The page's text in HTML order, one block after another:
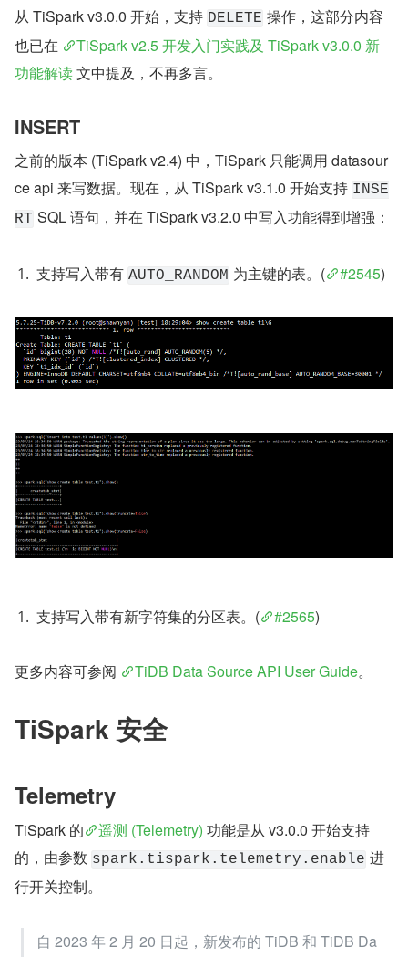
从 TiSpark v3.0.0 开始，支持 DELETE 操作，这部分内容
也已在
TiSpark v2.5 开发入门实践及 TiSpark v3.0.0 新
功能解读 文中提及，不再多言。
INSERT
之前的版本 (TiSpark v2.4) 中，TiSpark 只能调用 datasour
ce api 来写数据。现在，从 TiSpark v3.1.0 开始支持 INSE
RT SQL 语句，并在 TiSpark v3.2.0 中写入功能得到增强：
支持写入带有 AUTO_RANDOM 为主键的表。( #2545)
支持写入带有新字符集的分区表。( #2565)
更多内容可参阅 TiDB Data Source API User Guide。
TiSpark 安全
Telemetry
TiSpark 的 遥测 (Telemetry) 功能是从 v3.0.0 开始支持
的，由参数 spark.tispark.telemetry.enable 进
行开关控制。
自 2023 年 2 月 20 日起，新发布的 TiDB 和 TiDB Da